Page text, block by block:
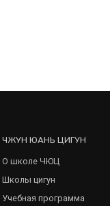
ЧЖУН ЮАНЬ ЦИГУН
О школе ЧЮЦ
Школы цигун
Учебная программа